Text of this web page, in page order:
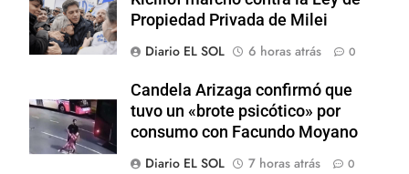
Propiedad Privada de Milei
Diario EL SOL
6 horas atrás 0
Candela Arizaga confirmó que
tuvo un «brote psicótico» por
consumo con Facundo Moyano
Diario EL SOL
7 horas atrás 0